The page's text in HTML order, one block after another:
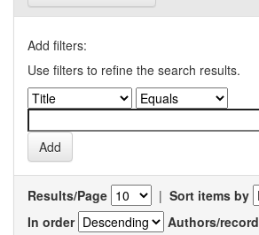
Add filters:
Use filters to refine the search results.
Results/Page | Sort items by
In order
Authors/record